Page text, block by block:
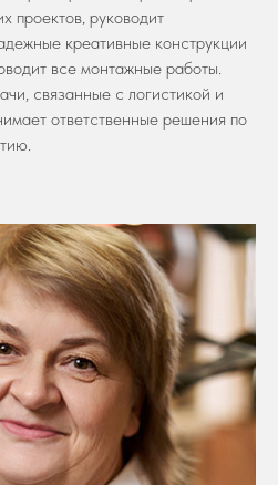
проектов, руководит
креативные конструкции
все монтажные работы.
связанные с логистикой и
ответственные решения по